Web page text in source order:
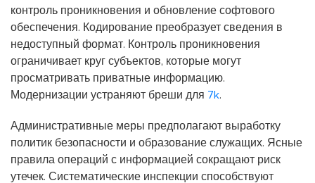
контроль проникновения и обновление софтового
обеспечения. Кодирование преобразует сведения в
недоступный формат. Контроль проникновения
ограничивает круг субъектов, которые могут
просматривать приватные информацию.
Модернизации устраняют бреши для 7k.
Административные меры предполагают выработку
политик безопасности и образование служащих. Ясные
правила операций с информацией сокращают риск
утечек. Систематические инспекции способствуют